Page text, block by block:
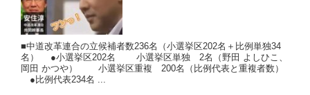
■中道改革連合の立候補者数236名（小選挙区202名＋比例単独34
名） ●小選挙区202名 小選挙区単独 2名（野田 よしひこ、
岡田 かつや） 小選挙区重複 200名（比例代表と重複者数）
●比例代表234名 ...